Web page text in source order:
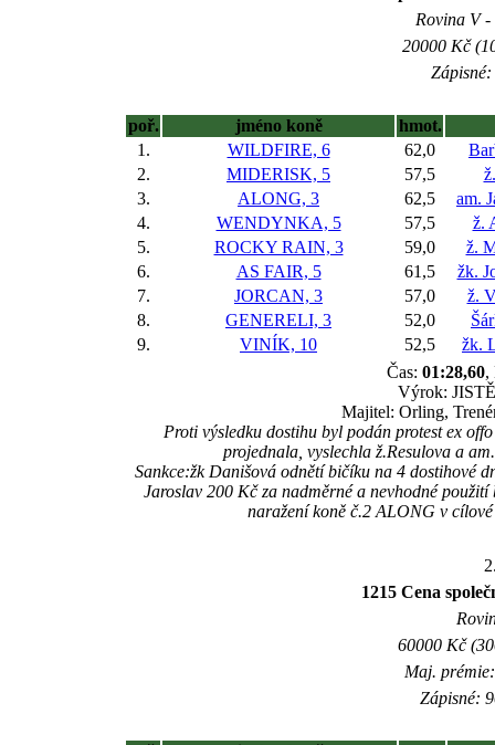
Rovina V
20000 Kč
poř. jméno koně
hmot.
1.
WILDFIRE, 6 62,0
2.
MIDERISK, 5 57,5
3.
ALONG, 3 62,5
am.
4.
WENDYNKA, 5 57,5
ž.
5.
ROCKY RAIN, 3 59,0
ž.
6.
AS FAIR, 5 61,5
žk.
7.
JORCAN, 3 57,0
ž.
8.
GENERELI, 3 52,0
9.
VINÍK, 10 52,5
žk.
Čas: 01:28,60,
Výrok:
Majitel: Orling,
Proti výsledku dostihu byl podán protest ex
projednala, vyslechla ž.Resulova a
Sankce:žk Danišová odnětí bičíku na 4 dostihové
Jaroslav 200 Kč za nadměrné a nevhodné
naražení koně č.2 ALONG v
1215 Cena
60000 Kč
Maj.
Zápisné: